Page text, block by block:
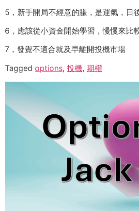
5，新手開局不經意的賺，是運氣，日
6，應該從小資金開始學習，慢慢來比
7，發覺不適合就及早離開投機市場
Tagged options, 投機, 期權